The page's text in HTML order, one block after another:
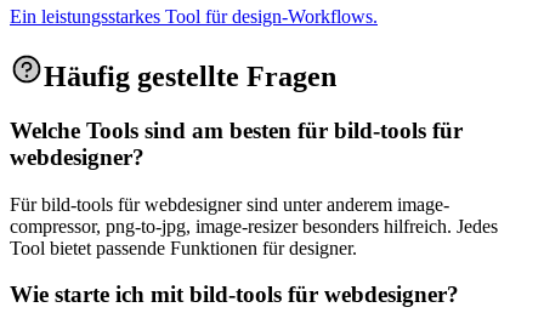
Ein leistungsstarkes Tool für design-Workflows.
Häufig gestellte Fragen
Welche Tools sind am besten für bild-tools für
webdesigner?
Für bild-tools für webdesigner sind unter anderem image-
compressor, png-to-jpg, image-resizer besonders hilfreich. Jedes
Tool bietet passende Funktionen für designer.
Wie starte ich mit bild-tools für webdesigner?